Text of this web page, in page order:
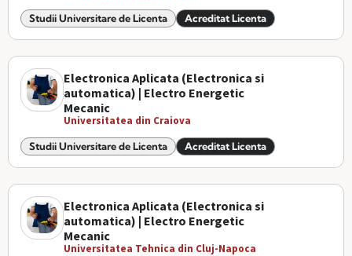
Studii Universitare de Licenta Acreditat Licenta
Electronica Aplicata (Electronica si
automatica) | Electro Energetic
Mecanic
Universitatea din Craiova
Studii Universitare de Licenta Acreditat Licenta
Electronica Aplicata (Electronica si
automatica) | Electro Energetic
Mecanic
Universitatea Tehnica din Cluj-Napoca